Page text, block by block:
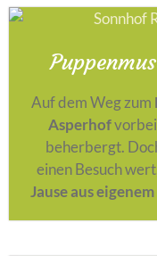
Auf dem Weg zum
Asperhof
beherbergt.
einen Besuch
Jause aus